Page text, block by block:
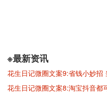
※最新资讯
花生日记微圈文案9:省钱小妙招
花生日记微圈文案8:淘宝抖音都